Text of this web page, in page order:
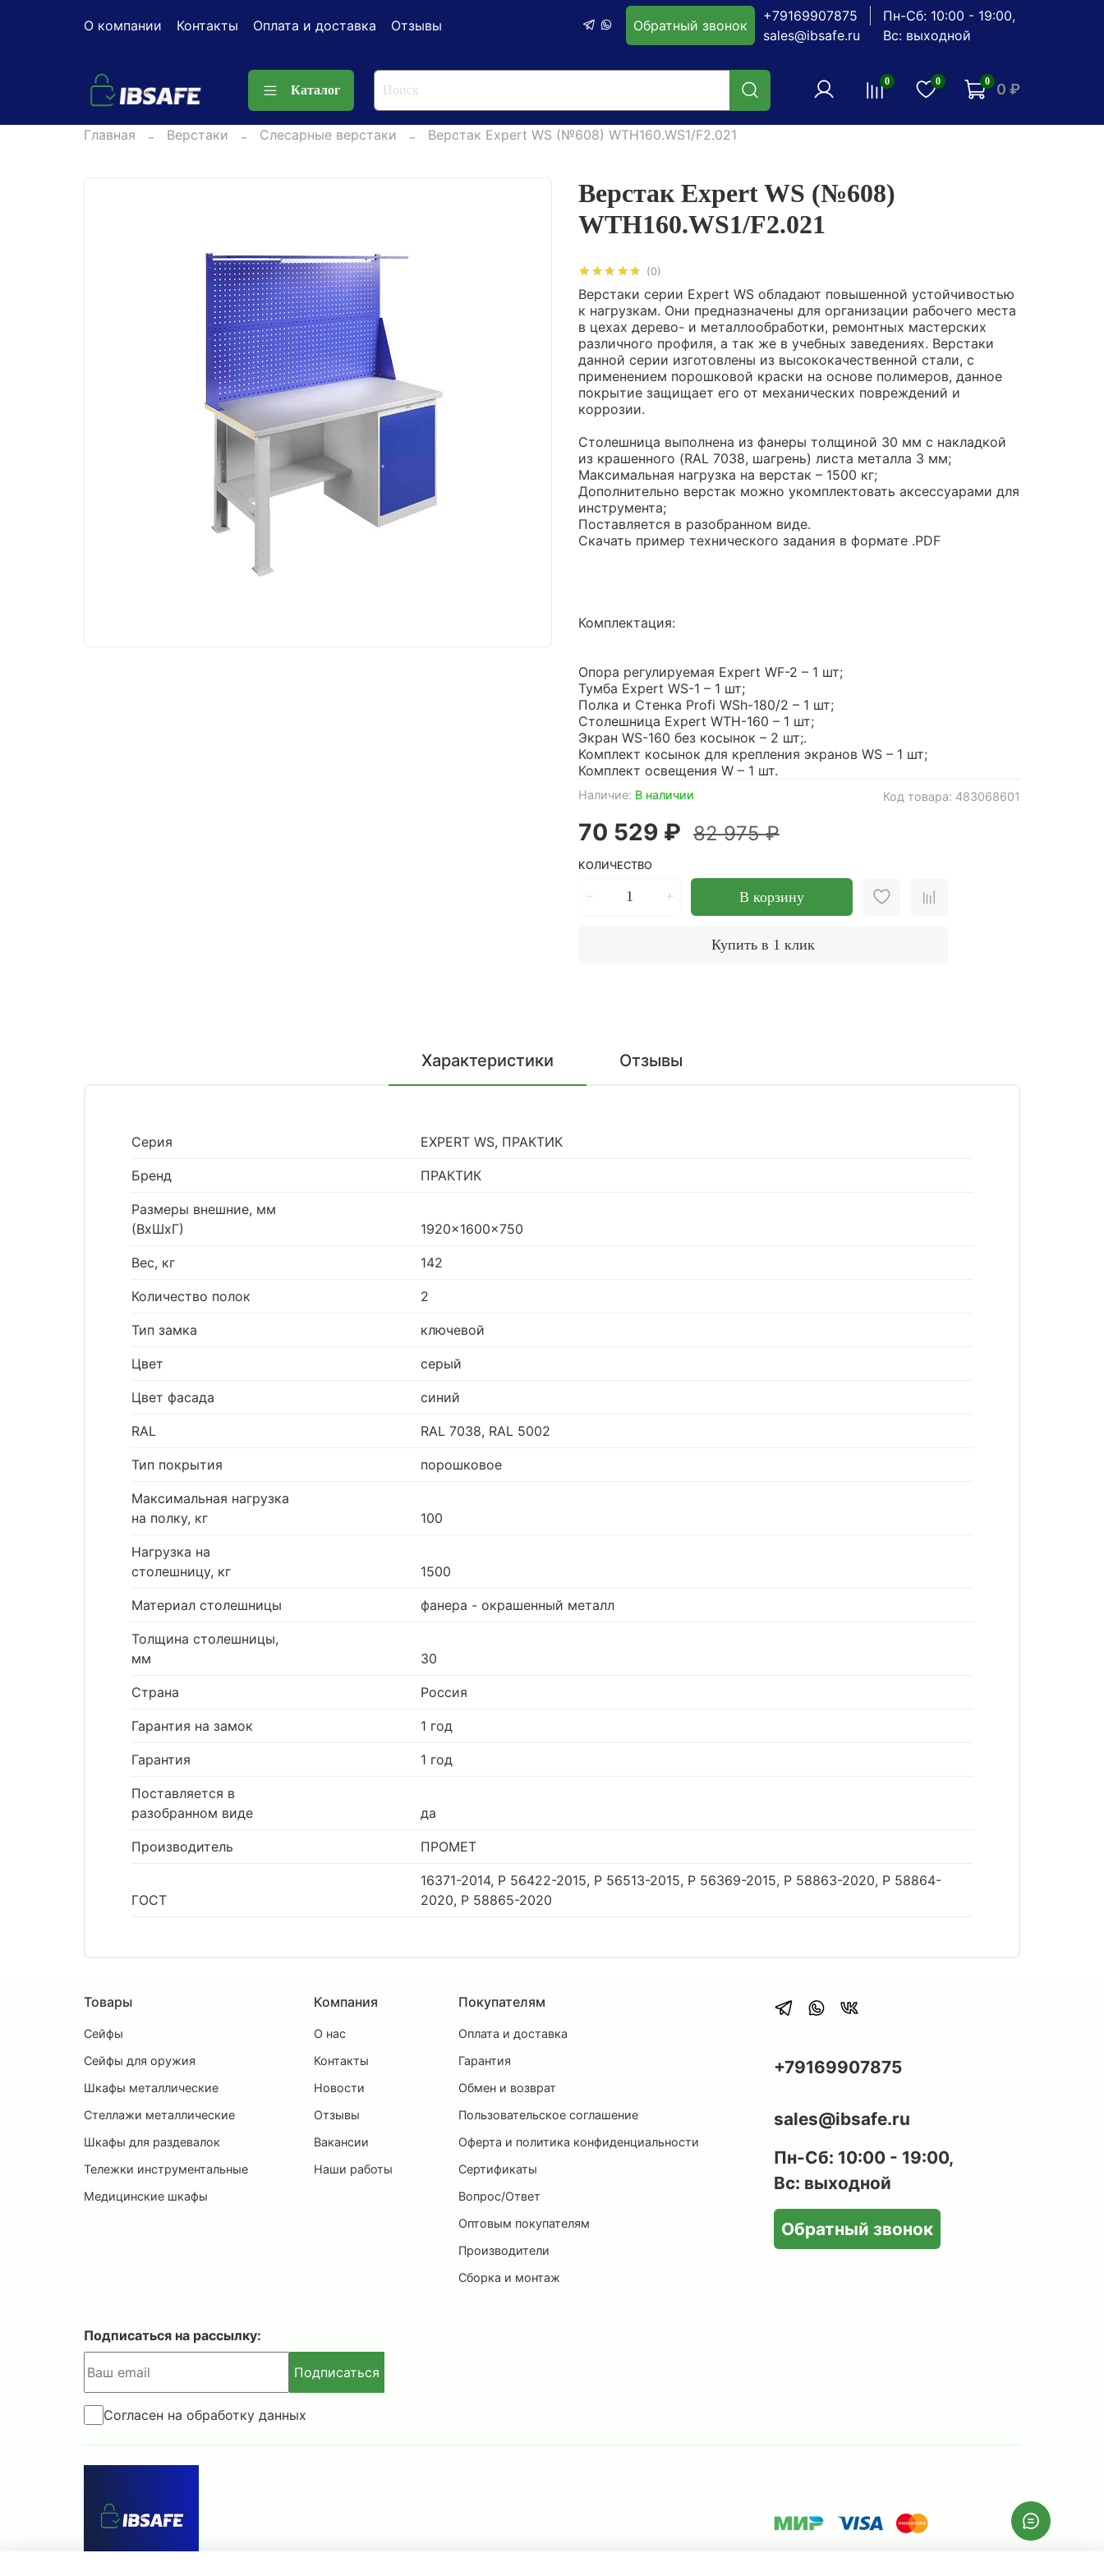
О компании Контакты Оплата и доставка Отзывы Обратный звонок
+79169907875
sales@ibsafe.ru
Пн-Сб: 10:00 - 19:00,
Вс: выходной
Каталог
0 0 0 0 ₽
Главная Верстаки Слесарные верстаки Верстак Expert WS (№608) WTH160.WS1/F2.021
(0)
Код товара: 483068601
Наличие: В наличии
Верстак Expert WS (№608)
WTH160.WS1/F2.021
70 529 ₽ 82 975 ₽
КОЛИЧЕСТВО
В корзину
Купить в 1 клик
Верстаки серии Expert WS обладают повышенной устойчивостью
к нагрузкам. Они предназначены для организации рабочего места
в цехах дерево- и металлообработки, ремонтных мастерских
различного профиля, а так же в учебных заведениях. Верстаки
данной серии изготовлены из высококачественной стали, с
применением порошковой краски на основе полимеров, данное
покрытие защищает его от механических повреждений и
коррозии.
Столешница выполнена из фанеры толщиной 30 мм с накладкой
из крашенного (RAL 7038, шагрень) листа металла 3 мм;
Максимальная нагрузка на верстак – 1500 кг;
Дополнительно верстак можно укомплектовать аксессуарами для
инструмента;
Поставляется в разобранном виде.
Скачать пример технического задания в формате .PDF
Комплектация:
Опора регулируемая Expert WF-2 – 1 шт;
Тумба Expert WS-1 – 1 шт;
Полка и Стенка Profi WSh-180/2 – 1 шт;
Столешница Expert WTH-160 – 1 шт;
Экран WS-160 без косынок – 2 шт;.
Комплект косынок для крепления экранов WS – 1 шт;
Комплект освещения W – 1 шт.
Характеристики Отзывы
Серия EXPERT WS, ПРАКТИК
Бренд ПРАКТИК
Размеры внешние, мм
(ВхШхГ)
1920x1600x750
Вес, кг 142
Количество полок 2
Тип замка ключевой
Цвет серый
Цвет фасада синий
RAL RAL 7038, RAL 5002
Тип покрытия порошковое
Максимальная нагрузка
на полку, кг
100
Нагрузка на
столешницу, кг
1500
Материал столешницы фанера - окрашенный металл
Толщина столешницы,
мм
30
Страна Россия
Гарантия на замок 1 год
Гарантия 1 год
Поставляется в
разобранном виде
да
Производитель ПРОМЕТ
ГОСТ
16371-2014, Р 56422-2015, Р 56513-2015, Р 56369-2015, Р 58863-2020, Р 58864-
2020, Р 58865-2020
Товары
Сейфы
Сейфы для оружия
Шкафы металлические
Стеллажи металлические
Шкафы для раздевалок
Тележки инструментальные
Медицинские шкафы
Компания
О нас
Контакты
Новости
Отзывы
Вакансии
Наши работы
Покупателям
Оплата и доставка
Гарантия
Обмен и возврат
Пользовательское соглашение
Оферта и политика конфиденциальности
Сертификаты
Вопрос/Ответ
Оптовым покупателям
Производители
Сборка и монтаж
+79169907875
sales@ibsafe.ru
Пн-Сб: 10:00 - 19:00,
Вс: выходной
Обратный звонок
Подписаться на рассылку:
Подписаться
Согласен на обработку данных